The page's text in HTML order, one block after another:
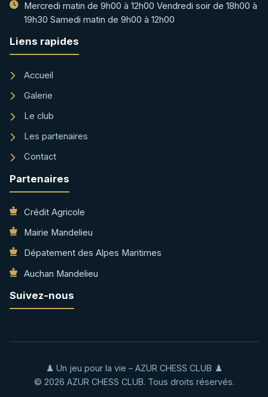
Mercredi matin de 9h00 à 12h00 Vendredi soir de 18h00 à
19h30 Samedi matin de 9h00 à 12h00
Liens rapides
Accueil
Galerie
Le club
Les partenaires
Contact
Partenaires
Crédit Agricole
Mairie Mandelieu
Dépatement des Alpes Maritimes
Auchan Mandelieu
Suivez-nous
♟️ Un jeu pour la vie – AZUR CHESS CLUB ♟️
© 2026 AZUR CHESS CLUB. Tous droits réservés.